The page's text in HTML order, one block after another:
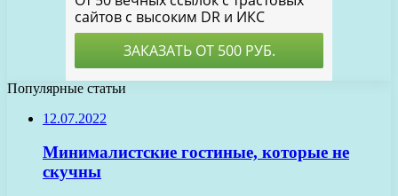
Популярные статьи
12.07.2022
Минималистские гостиные, которые не
скучны